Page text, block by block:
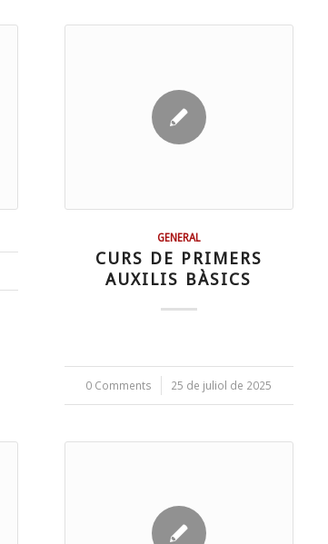
GENERAL
CURS DE PRIMERS
AUXILIS BÀSICS
0 Comments
/ 25 de juliol de 2025